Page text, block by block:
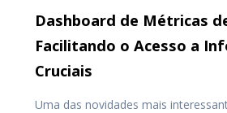
Dashboard de Métricas
Facilitando o Acesso a
Cruciais
Uma das novidades mais